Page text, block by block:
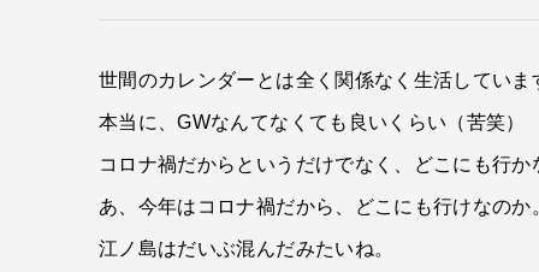
世間のカレンダーとは全く関係なく生活していま
本当に、GWなんてなくても良いくらい（苦笑）
コロナ禍だからというだけでなく、どこにも行か
あ、今年はコロナ禍だから、どこにも行けなのか
江ノ島はだいぶ混んだみたいね。